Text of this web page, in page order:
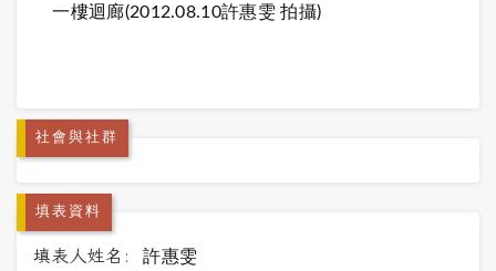
一樓迴廊(2012.08.10許惠雯 拍攝)
社會與社群
填表資料
填表人姓名: 許惠雯